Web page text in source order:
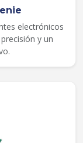
electrónicos
y un